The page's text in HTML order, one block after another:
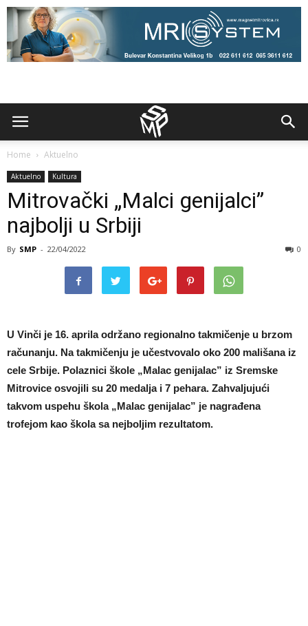
Home Aktuelno
Aktuelno Kultura
Mitrovački „Malci genijalci”
najbolji u Srbiji
By SMP - 22/04/2022 0
U Vinči je 16. aprila održano regionalno takmičenje u brzom
računanju. Na takmičenju je učestvovalo oko 200 mališana iz
cele Srbije. Polaznici škole „Malac genijalac” iz Sremske
Mitrovice osvojili su 20 medalja i 7 pehara. Zahvaljujući
takvom uspehu škola „Malac genijalac” je nagrađena
trofejom kao škola sa nejboljim rezultatom.